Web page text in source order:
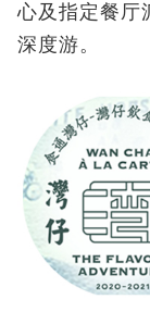
心及指定餐厅
深度游。